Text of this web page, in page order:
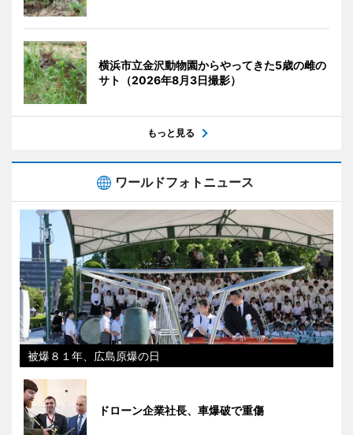
横浜市立金沢動物園からやってきた5歳の雌の
サト（2026年8月3日撮影）
もっと見る
ワールドフォトニュース
被爆８１年、広島原爆の日
ドローン企業社長、車爆破で重傷